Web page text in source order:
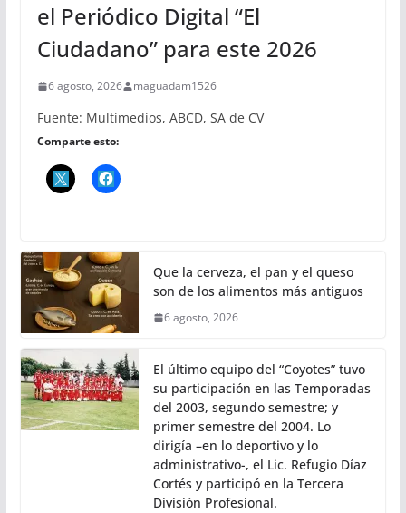
el Periódico Digital “El
Ciudadano” para este 2026
6 agosto, 2026 maguadam1526
Fuente: Multimedios, ABCD, SA de CV
Comparte esto:
Que la cerveza, el pan y el queso
son de los alimentos más antiguos
6 agosto, 2026
El último equipo del “Coyotes” tuvo
su participación en las Temporadas
del 2003, segundo semestre; y
primer semestre del 2004. Lo
dirigía –en lo deportivo y lo
administrativo-, el Lic. Refugio Díaz
Cortés y participó en la Tercera
División Profesional.